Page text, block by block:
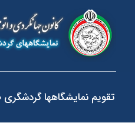
تقویم نمایشگاهها گردشگری ۲۰۲۰-۲۰۲۱